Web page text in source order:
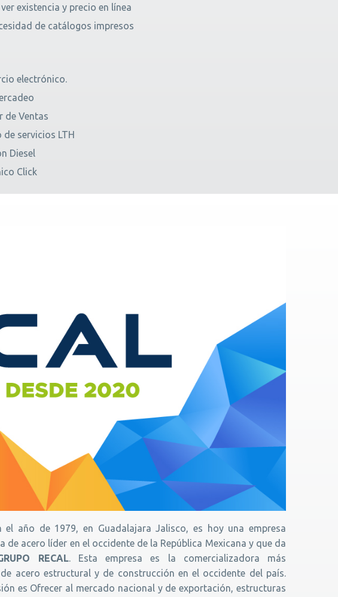
ver existencia y precio en línea
de catálogos impresos
electrónico.
de Ventas
de servicios LTH
Diesel
Click
el año de 1979, en Guadalajara Jalisco, es hoy una empresa
de acero líder en el occidente de la República Mexicana y que da
RECAL. Esta empresa es la comercializadora más
acero estructural y de construcción en el occidente del país.
es Ofrecer al mercado nacional y de exportación, estructuras